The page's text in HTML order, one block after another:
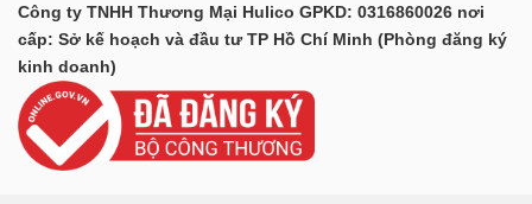
Công ty TNHH Thương Mại Hulico GPKD: 0316860026 nơi
cấp: Sở kế hoạch và đầu tư TP Hồ Chí Minh (Phòng đăng ký
kinh doanh)